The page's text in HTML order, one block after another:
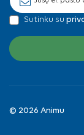
Sutinku su
© 2026 Animu